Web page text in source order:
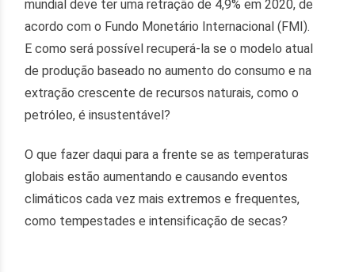
mundial deve ter uma retração de 4,9% em 2020, de
acordo com o Fundo Monetário Internacional (FMI).
E como será possível recuperá-la se o modelo atual
de produção baseado no aumento do consumo e na
extração crescente de recursos naturais, como o
petróleo, é insustentável?
O que fazer daqui para a frente se as temperaturas
globais estão aumentando e causando eventos
climáticos cada vez mais extremos e frequentes,
como tempestades e intensificação de secas?